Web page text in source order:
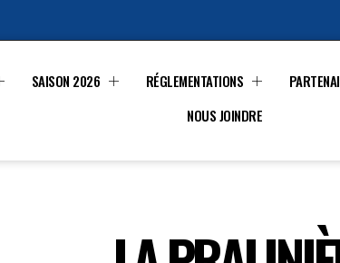
SAISON 2026 RÉGLEMENTATIONS
NOUS JOINDRE